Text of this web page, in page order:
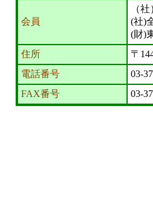
会員
（
(社)
(財)
住所
〒
電話番号
03-
FAX番号
03-